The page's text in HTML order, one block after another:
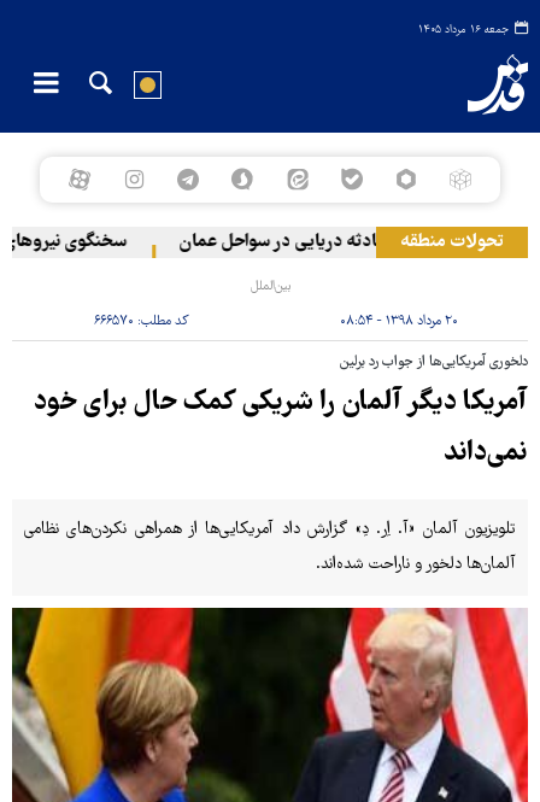
جمعه ۱۶ مرداد ۱۴۰۵
تحولات منطقهوقوع حادثه دریایی در سواحل عمان سخنگوی نیروهای
بین‌الملل
۲۰ مرداد ۱۳۹۸ - ۰۸:۵۴ کد مطلب: ۶۶۶۵۷۰
دلخوری آمریکایی‌ها از جواب رد برلین
آمریکا دیگر آلمان را شریکی کمک حال برای خود
نمی‌داند ­
تلویزیون آلمان «آ. اِر. دِ» گزارش داد آمریکایی‌ها از همراهی نکردن‌های نظامی
آلمان‌ها دلخور و ناراحت شده‌اند.